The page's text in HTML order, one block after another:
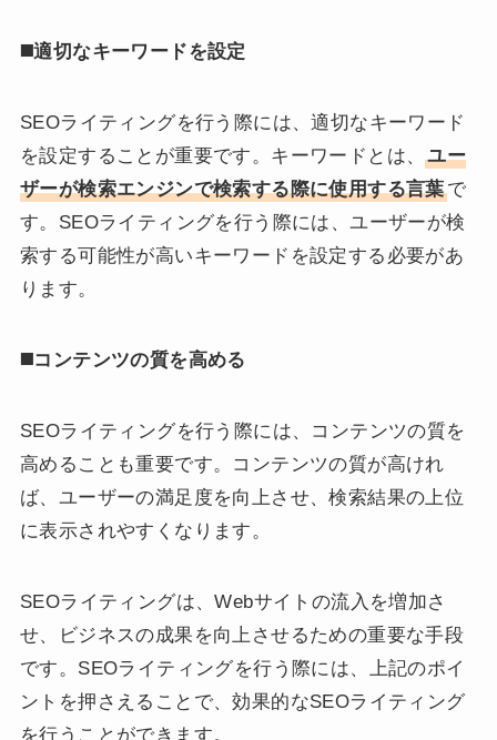
◼️適切なキーワードを設定
SEOライティングを行う際には、適切なキーワード
を設定することが重要です。キーワードとは、ユー
ザーが検索エンジンで検索する際に使用する言葉で
す。SEOライティングを行う際には、ユーザーが検
索する可能性が高いキーワードを設定する必要があ
ります。
◼️コンテンツの質を高める
SEOライティングを行う際には、コンテンツの質を
高めることも重要です。コンテンツの質が高けれ
ば、ユーザーの満足度を向上させ、検索結果の上位
に表示されやすくなります。
SEOライティングは、Webサイトの流入を増加さ
せ、ビジネスの成果を向上させるための重要な手段
です。SEOライティングを行う際には、上記のポイ
ントを押さえることで、効果的なSEOライティング
を行うことができます。